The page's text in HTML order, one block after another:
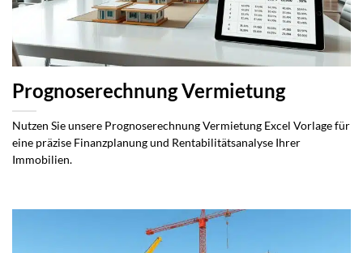
Prognoserechnung Vermietung
Nutzen Sie unsere Prognoserechnung Vermietung Excel Vorlage für
eine präzise Finanzplanung und Rentabilitätsanalyse Ihrer
Immobilien.